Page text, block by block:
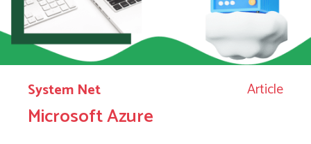
System Net Article
Microsoft Azure